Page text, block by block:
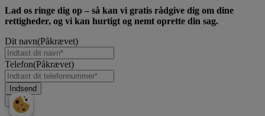
Lad os ringe dig op – så kan vi gratis rådgive dig om dine
rettigheder, og vi kan hurtigt og nemt oprette din sag.
Dit navn(Påkrævet)
Telefon(Påkrævet)
×